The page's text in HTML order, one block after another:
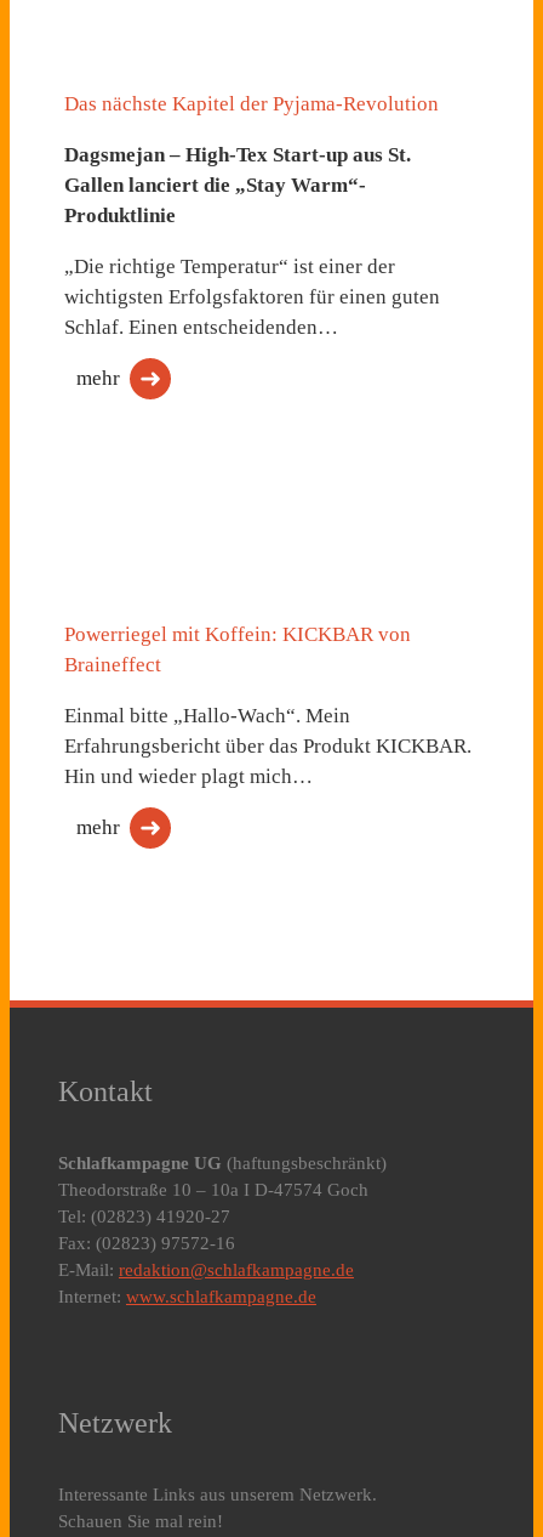
Das nächste Kapitel der Pyjama-Revolution
Dagsmejan – High-Tex Start-up aus St.
Gallen lanciert die „Stay Warm“-
Produktlinie
„Die richtige Temperatur“ ist einer der
wichtigsten Erfolgsfaktoren für einen guten
Schlaf. Einen entscheidenden…
mehr
Powerriegel mit Koffein: KICKBAR von
Braineffect
Einmal bitte „Hallo-Wach“. Mein
Erfahrungsbericht über das Produkt KICKBAR.
Hin und wieder plagt mich…
mehr
Kontakt
Schlafkampagne UG (haftungsbeschränkt)
Theodorstraße 10 – 10a I D-47574 Goch
Tel: (02823) 41920-27
Fax: (02823) 97572-16
E-Mail: redaktion@schlafkampagne.de
Internet: www.schlafkampagne.de
Netzwerk
Interessante Links aus unserem Netzwerk.
Schauen Sie mal rein!